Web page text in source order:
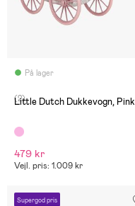
På lager
(2)
Little Dutch Dukkevogn, Pink
479 kr
Vejl. pris: 1.009 kr
Supergod pris